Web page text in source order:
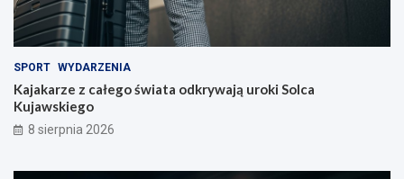
SPORT WYDARZENIA
Kajakarze z całego świata odkrywają uroki Solca
Kujawskiego
8 sierpnia 2026